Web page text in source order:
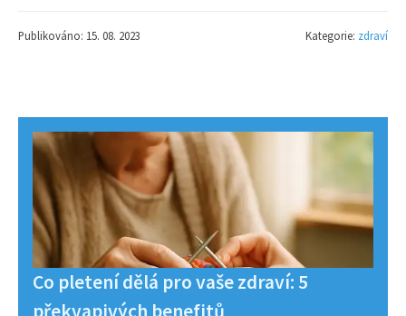
Publikováno: 15. 08. 2023 Kategorie: zdraví
Co pletení dělá pro vaše zdraví: 5
překvapivých benefitů